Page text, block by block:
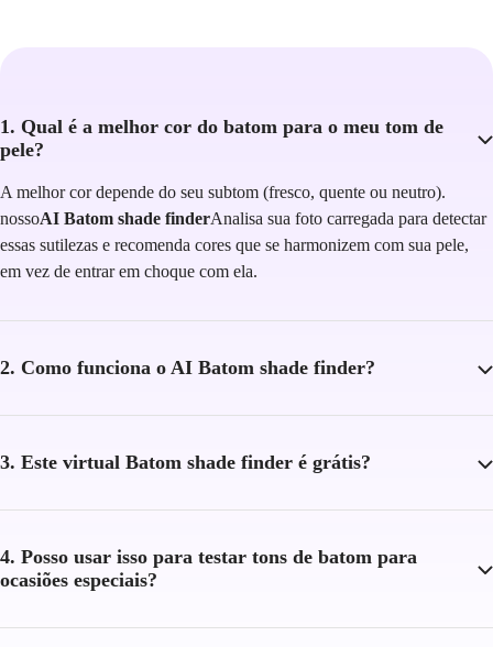
1. Qual é a melhor cor do batom para o meu tom de
pele?
A melhor cor depende do seu subtom (fresco, quente ou neutro).
nossoAI Batom shade finderAnalisa sua foto carregada para detectar
essas sutilezas e recomenda cores que se harmonizem com sua pele,
em vez de entrar em choque com ela.
2. Como funciona o AI Batom shade finder?
3. Este virtual Batom shade finder é grátis?
4. Posso usar isso para testar tons de batom para
ocasiões especiais?